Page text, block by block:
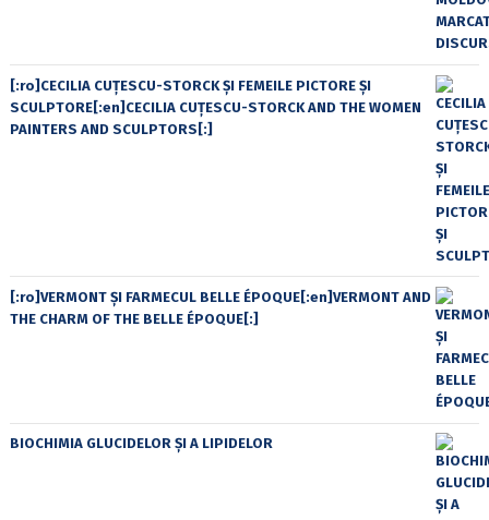
[:ro]CECILIA CUŢESCU-STORCK ŞI FEMEILE PICTORE ŞI
SCULPTORE[:en]CECILIA CUŢESCU-STORCK AND THE WOMEN
PAINTERS AND SCULPTORS[:]
[:ro]VERMONT ȘI FARMECUL BELLE ÉPOQUE[:en]VERMONT AND
THE CHARM OF THE BELLE ÉPOQUE[:]
BIOCHIMIA GLUCIDELOR ȘI A LIPIDELOR